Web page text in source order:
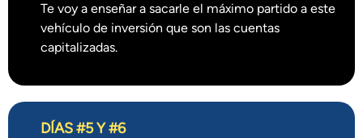
Te voy a enseñar a sacarle el máximo partido a este
vehículo de inversión que son las cuentas
capitalizadas.
DÍAS #5 Y #6